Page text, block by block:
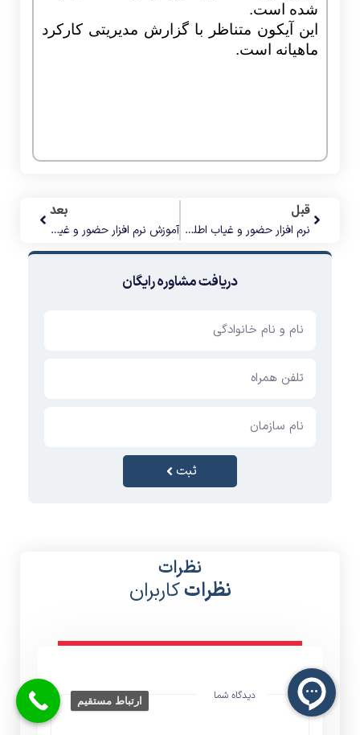
شده است.
این آیکون متناظر با گزارش مدیریتی کارکرد
ماهیانه است.
قبل
نرم افزار حضور و غیاب اطلس 3 (فرم ویرایش گروهی اطلاعات سازمانی )
بعد
آموزش نرم افزار حضور و غیاب اطلس 3 (فرم تاریخچه کارتابل)
دریافت مشاوره رایگان
ثبت
نظرات
نظراتکاربران
دیدگاه شما ارتباط مستقیم